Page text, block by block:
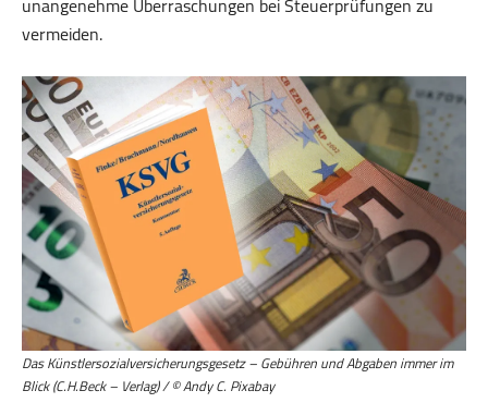
vermeiden.
Das Künstlersozialversicherungsgesetz – Gebühren und Abgaben immer im
Blick (C.H.Beck – Verlag) / © Andy C. Pixabay